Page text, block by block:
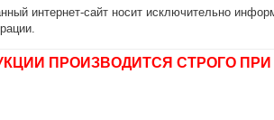
интернет-сайт носит исключительно
ПРОИЗВОДИТСЯ СТРОГО